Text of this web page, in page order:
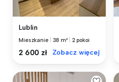
Lublin
Mieszkanie 38 m² 2 pokoi
2 600 zł Zobacz więcej